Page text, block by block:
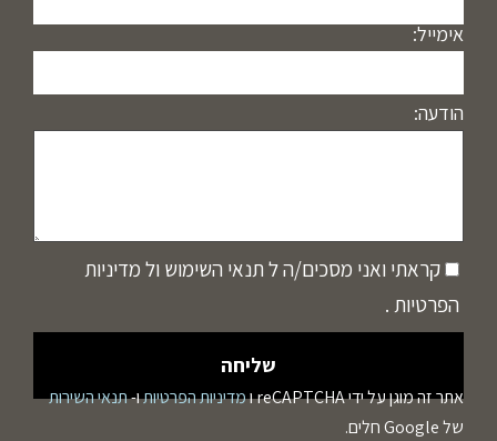
אימייל:
הודעה:
קראתי ואני מסכים/ה ל תנאי השימוש ול מדיניות
הפרטיות .
אתר זה מוגן על ידי reCAPTCHA ו מדיניות הפרטיותו-תנאי השירות
של Google חלים.